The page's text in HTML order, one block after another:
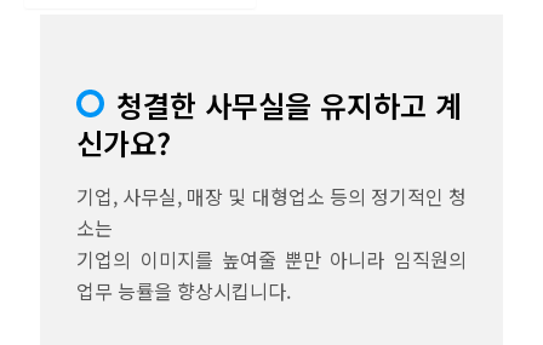
청결한 사무실을 유지하고 계
신가요?
기업, 사무실, 매장 및 대형업소 등의 정기적인 청
소는
기업의 이미지를 높여줄 뿐만 아니라 임직원의
업무 능률을 향상시킵니다.